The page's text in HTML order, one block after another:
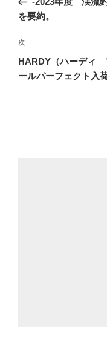
ナ
ゲ
ー
シ
投
を要約。
次
の
投
次
HARDY（ハーディ
ールパーフェクト入荷